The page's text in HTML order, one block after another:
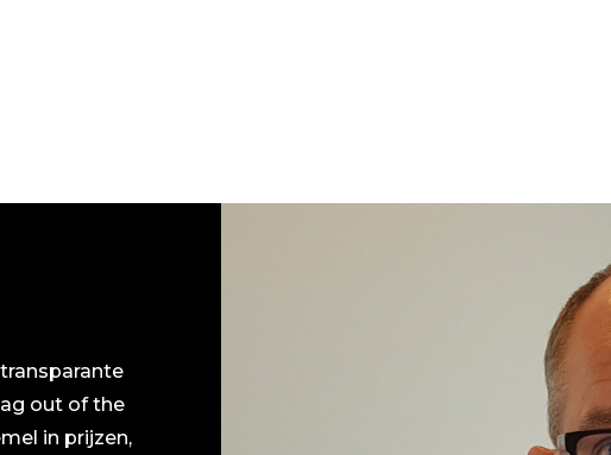
out of the
in prijzen,